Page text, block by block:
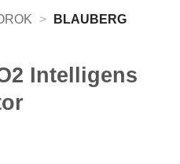
>
BLAUBERG
Intelligens